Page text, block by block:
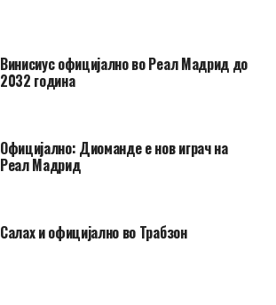
Винисиус официјално во Реал Мадрид до
2032 година
Официјално: Диоманде е нов играч на
Реал Мадрид
Салах и официјално во Трабзон